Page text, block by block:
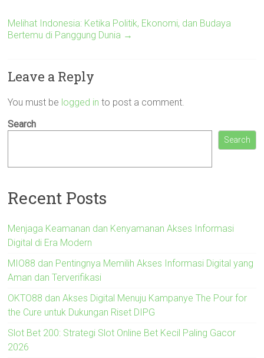
Melihat Indonesia: Ketika Politik, Ekonomi, dan Budaya
Bertemu di Panggung Dunia →
Leave a Reply
You must be logged in to post a comment.
Search
Search
Recent Posts
Menjaga Keamanan dan Kenyamanan Akses Informasi
Digital di Era Modern
MIO88 dan Pentingnya Memilih Akses Informasi Digital yang
Aman dan Terverifikasi
OKTO88 dan Akses Digital Menuju Kampanye The Pour for
the Cure untuk Dukungan Riset DIPG
Slot Bet 200: Strategi Slot Online Bet Kecil Paling Gacor
2026